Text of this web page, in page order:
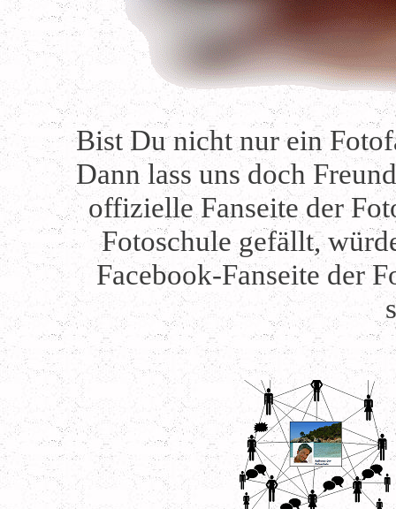
Bist Du nicht nur ein
Dann lass uns doch
offizielle Fanseite der
Fotoschule gefällt,
Facebook-Fanseite der